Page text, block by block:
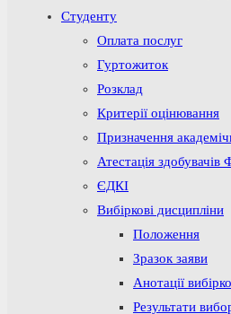
Студенту
Оплата послуг
Гуртожиток
Розклад
Критерії оцінювання
Призначення
Атестація
ЄДКІ
Вибіркові дисципліни
Положення
Зразок заяви
Анотації
Результати